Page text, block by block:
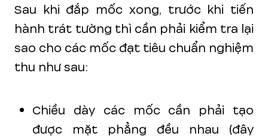
Sau khi đắp mốc xong, trước khi tiến
hành trát tường thì cần phải kiểm tra lại
sao cho các mốc đạt tiêu chuẩn nghiệm
thu như sau:
Chiều dày các mốc cần phải tạo
được mặt phẳng đều nhau (đây